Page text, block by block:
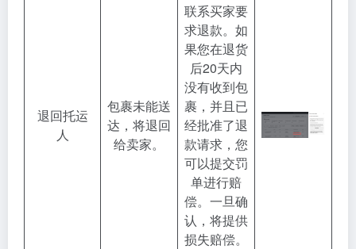
退回托运
人
包裹未能送
达，将退回
给卖家。
联系买家要
求退款。如
果您在退货
后20天内
没有收到包
裹，并且已
经批准了退
款请求，您
可以提交罚
单进行赔
偿。一旦确
认，将提供
损失赔偿。